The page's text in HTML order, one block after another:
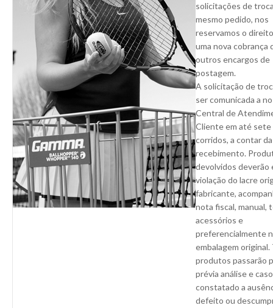
solicitações de
mesmo pedido, nos
reservamos o
uma nova cobrança
outros encargos de
postagem.
A solicitação de
ser comunicada a
Central de
Cliente em até sete
corridos, a contar
recebimento.
devolvidos deverão
violação do lacre
fabricante,
nota fiscal, manual,
acessórios e
preferencialmente
embalagem original.
produtos passarão
prévia análise e
constatado a
defeito ou